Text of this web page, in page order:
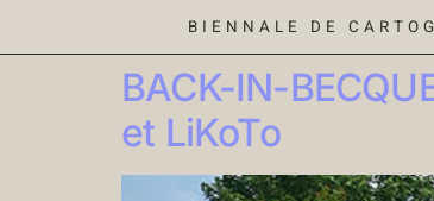
BIENNALE DE
BACK-IN-
et LiKoTo